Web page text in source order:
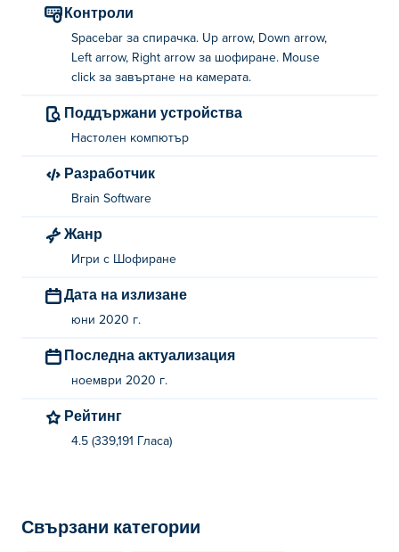
Контроли
Spacebar за спирачка. Up arrow, Down arrow,
Left arrow, Right arrow за шофиране. Mouse
click за завъртане на камерата.
Поддържани устройства
Настолен компютър
Разработчик
Brain Software
Жанр
Игри с Шофиране
Дата на излизане
юни 2020 г.
Последна актуализация
ноември 2020 г.
Рейтинг
4.5 (339,191 Гласa)
Свързани категории